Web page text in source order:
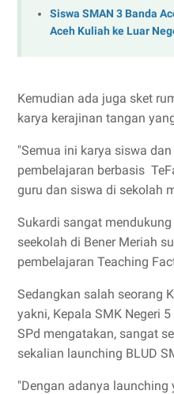
Siswa SMAN 3 Banda
Aceh Kuliah ke Luar
Kemudian ada juga sket
karya kerajinan tangan
"Semua ini karya siswa
pembelajaran berbasis
guru dan siswa di sekolah
Sukardi sangat
seekolah di Bener Meriah
pembelajaran Teaching
Sedangkan salah seorang
yakni, Kepala SMK Negeri
SPd mengatakan, sangat
sekalian launching BLUD
"Dengan adanya launching